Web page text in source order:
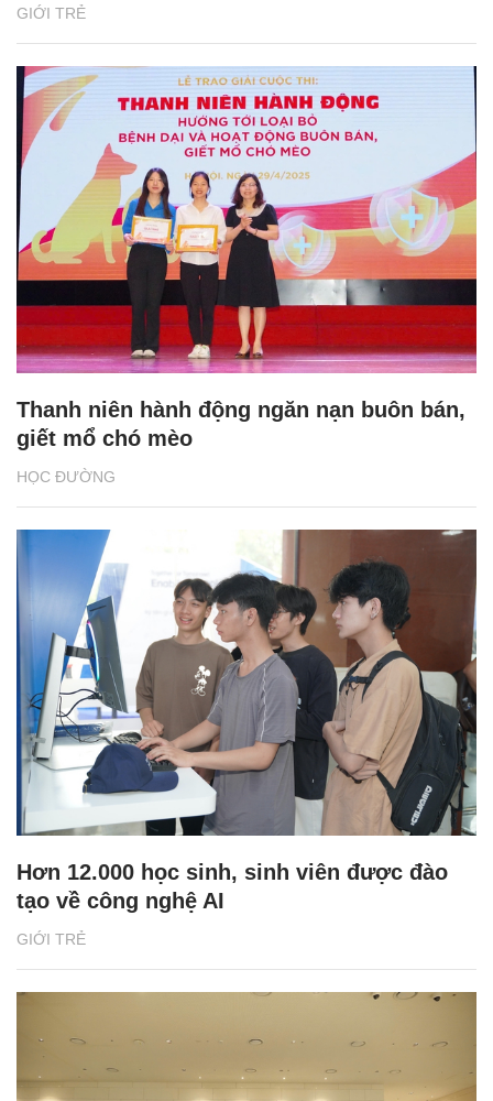
GIỚI TRẺ
HỌC ĐƯỜNG
Thanh niên hành động ngăn nạn buôn bán,
giết mổ chó mèo
GIỚI TRẺ
Hơn 12.000 học sinh, sinh viên được đào
tạo về công nghệ AI